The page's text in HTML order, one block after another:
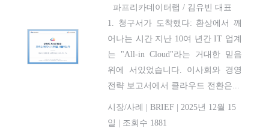
파프리카데이터랩 / 김유빈 대표
1. 청구서가 도착했다: 환상에서 깨
어나는 시간 지난 10여 년간 IT 업계
는 "All-in Cloud"라는 거대한 믿음
위에 서있었습니다. 이사회와 경영
전략 보고서에서 클라우드 전환은...
시장/사례 BRIEF
2025년 12월 15
일
조회수 1881